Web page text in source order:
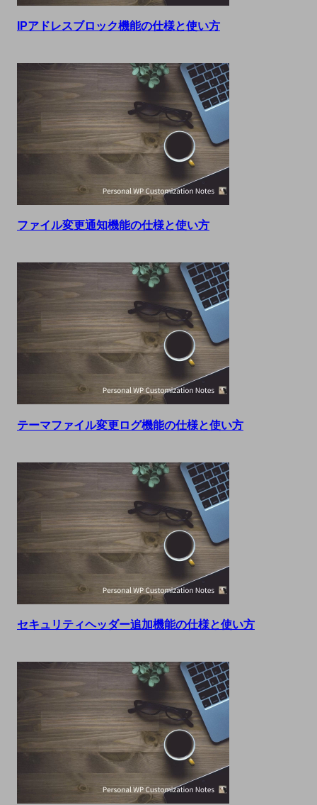
IPアドレスブロック機能の仕様と使い方
ファイル変更通知機能の仕様と使い方
テーマファイル変更ログ機能の仕様と使い方
セキュリティヘッダー追加機能の仕様と使い方